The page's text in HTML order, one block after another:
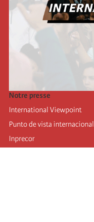
Notre presse
International Viewpoint
Punto de vista internacional
Inprecor